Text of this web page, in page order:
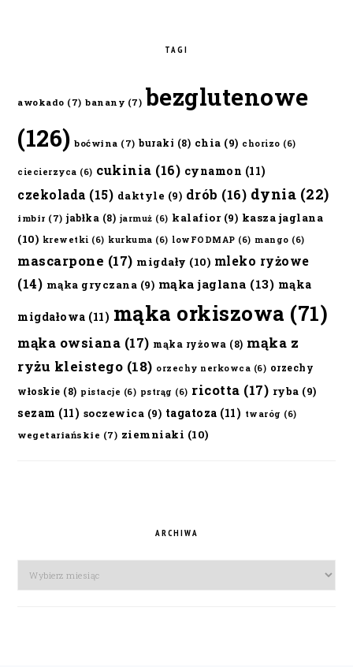
TAGI
awokado (7) banany (7) bezglutenowe
(126) boćwina (7) buraki (8) chia (9) chorizo (6)
ciecierzyca (6) cukinia (16) cynamon (11)
czekolada (15) daktyle (9) drób (16) dynia (22)
imbir (7) jabłka (8) jarmuż (6) kalafior(9) kasza jaglana
(10) krewetki (6) kurkuma (6) lowFODMAP (6) mango (6)
mascarpone (17) migdały (10) mleko ryżowe
(14) mąka gryczana (9) mąka jaglana (13) mąka
migdałowa (11) mąka orkiszowa (71)
mąka owsiana (17) mąka ryżowa (8) mąka z
ryżu kleistego (18) orzechy nerkowca (6) orzechy
włoskie (8) pistacje (6) pstrąg (6) ricotta (17) ryba (9)
sezam (11) soczewica (9) tagatoza (11) twaróg (6)
wegetariańskie (7) ziemniaki (10)
ARCHIWA
Archiwa